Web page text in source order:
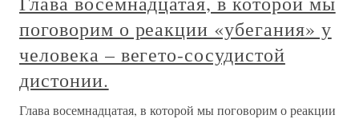
поговорим о реакции «убегания» у
человека – вегето-сосудистой
дистонии.
Глава восемнадцатая, в которой мы поговорим о реакции